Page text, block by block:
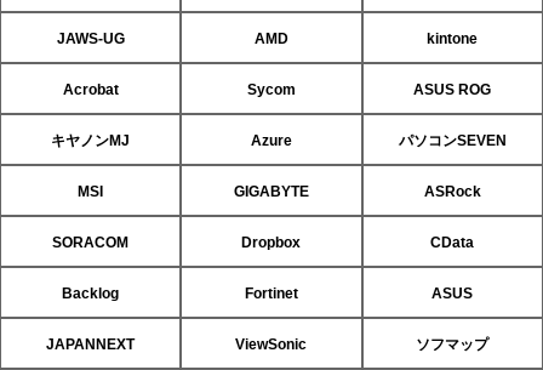
JAWS-UG AMD kintone
Acrobat Sycom ASUS ROG
キヤノンMJ Azure パソコンSEVEN
MSI GIGABYTE ASRock
SORACOM Dropbox CData
Backlog Fortinet ASUS
JAPANNEXT ViewSonic ソフマップ